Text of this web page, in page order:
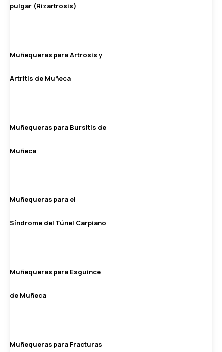
pulgar (Rizartrosis)
Muñequeras para Artrosis y
Artritis de Muñeca
Muñequeras para Bursitis de
Muñeca
Muñequeras para el
Síndrome del Túnel Carpiano
Muñequeras para Esguince
de Muñeca
Muñequeras para Fracturas